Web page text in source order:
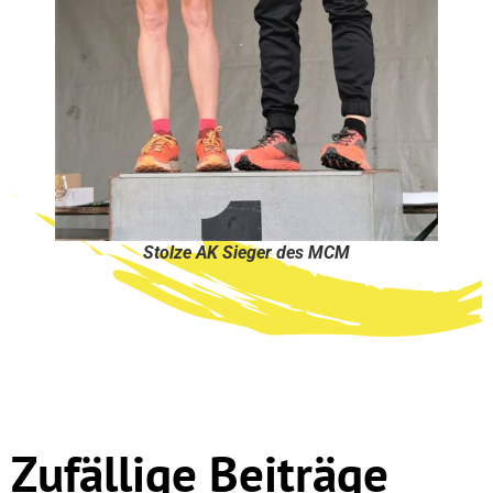
Stolze AK Sieger des MCM
Zufällige Beiträge